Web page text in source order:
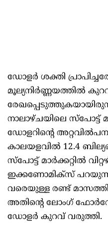
ഡോളര്‍ ശക്തി
മൂല്യനിര്‍ണ്ണയത്തില്‍
നാലാഴ്ചയിലെ
ഡോളറിന്റെ
കാലയളവില്‍ 12.4
സ്‌പോട്ട് മാര്‍ക്കറ്റില്‍
ഇക്കണോമിക്‌സ്
വരെയുള്ള രണ്ട്
അതിന്റെ ലോംഗ്
ഡോളര്‍ കുറവ് വരുത്തി.